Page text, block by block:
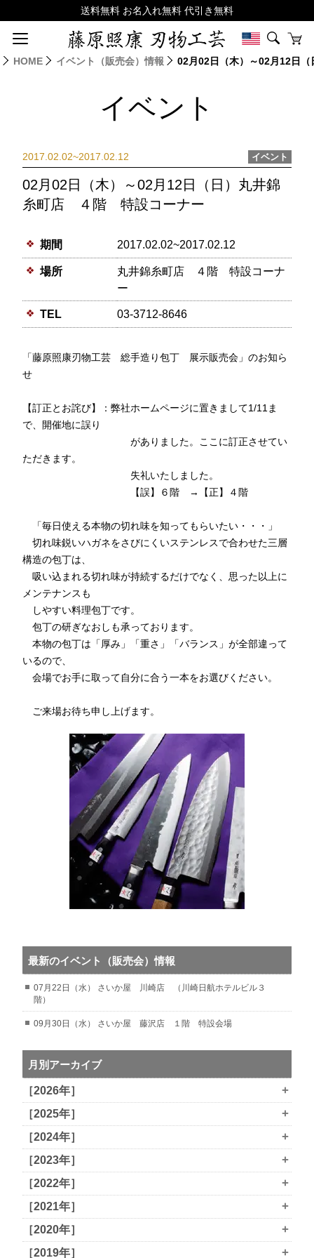
HOME イベント（販売会）情報 02月02日（木）～02月12日
イベント
2017.02.02~2017.02.12 イベント
02月02日（木）～02月12日（日）丸井錦
糸町店 ４階 特設コーナー
期間 2017.02.02~2017.02.12
場所
丸井錦糸町店 ４階 特設コーナ
ー
TEL 03-3712-8646
「藤原照康刃物工芸 総手造り包丁 展示販売会」のお知ら
せ
【訂正とお詫び】：弊社ホームページに置きまして1/11ま
で、開催地に誤り
がありました。ここに訂正させてい
ただきます。
失礼いたしました。
【誤】６階 →【正】４階
「毎日使える本物の切れ味を知ってもらいたい・・・」
切れ味鋭いハガネをさびにくいステンレスで合わせた三層
構造の包丁は、
吸い込まれる切れ味が持続するだけでなく、思った以上に
メンテナンスも
しやすい料理包丁です。
包丁の研ぎなおしも承っております。
本物の包丁は「厚み」「重さ」「バランス」が全部違って
いるので、
会場でお手に取って自分に合う一本をお選びください。
ご来場お待ち申し上げます。
最新のイベント（販売会）情報
07月22日（水） さいか屋 川崎店 （川崎日航ホテルビル３
階）
09月30日（水） さいか屋 藤沢店 １階 特設会場
月別アーカイブ
［2026年］ +
［2025年］ +
［2024年］ +
［2023年］ +
［2022年］ +
［2021年］ +
［2020年］ +
［2019年］ +